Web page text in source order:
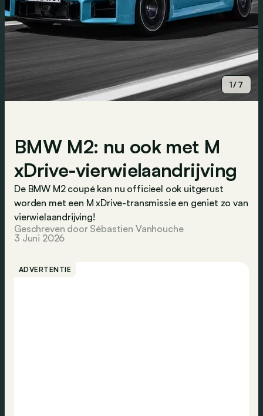
1/7
BMW M2: nu ook met M
xDrive-vierwielaandrijving
De BMW M2 coupé kan nu officieel ook uitgerust
worden met een M xDrive-transmissie en geniet zo van
vierwielaandrijving!
Geschreven door Sébastien Vanhouche
3 Juni 2026
ADVERTENTIE